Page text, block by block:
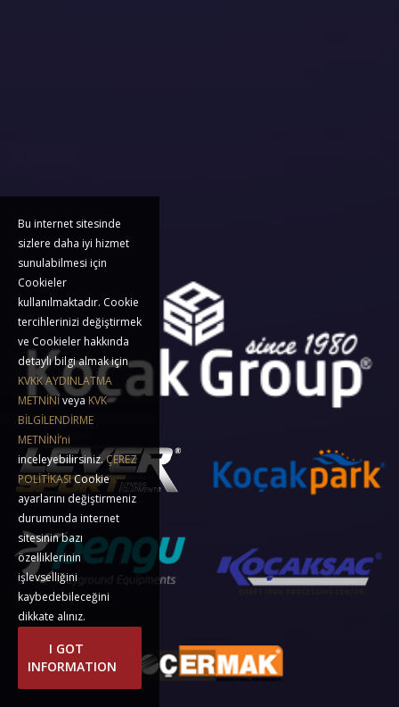
Bu internet sitesinde
sizlere daha iyi hizmet
sunulabilmesi için
Cookieler
kullanılmaktadır. Cookie
tercihlerinizi değiştirmek
ve Cookieler hakkında
detaylı bilgi almak için
KVKK AYDINLATMA
METNİNİveya KVK
BİLGİLENDİRME
METNİNİ’ni
inceleyebilirsiniz.ÇEREZ
POLİTİKASICookie
ayarlarını değiştirmeniz
durumunda internet
sitesinin bazı
özelliklerinin
işlevselliğini
kaybedebileceğini
dikkate alınız.
I GOT
INFORMATION